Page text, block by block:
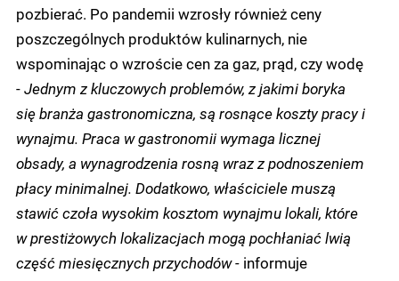
pozbierać. Po pandemii wzrosły również ceny
poszczególnych produktów kulinarnych, nie
wspominając o wzroście cen za gaz, prąd, czy wodę
-Jednym z kluczowych problemów, z jakimi boryka
się branża gastronomiczna, są rosnące koszty pracy i
wynajmu. Praca w gastronomii wymaga licznej
obsady, a wynagrodzenia rosną wraz z podnoszeniem
płacy minimalnej. Dodatkowo, właściciele muszą
stawić czoła wysokim kosztom wynajmu lokali, które
w prestiżowych lokalizacjach mogą pochłaniać lwią
część miesięcznych przychodów - informuje